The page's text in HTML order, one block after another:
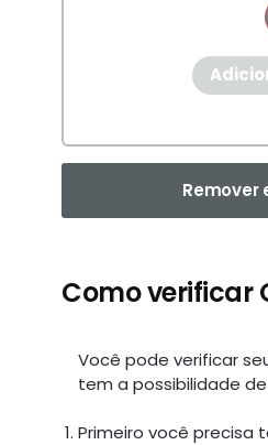
Remover
Como verificar
Você pode verificar
tem a possibilidade
Primeiro você precisa